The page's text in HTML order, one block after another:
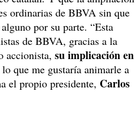
ordinarias de BBVA sin que
por su parte. “Esta
de BBVA, gracias a la
accionista, su implicación en
que me gustaría animarle a
el propio presidente, Carlos